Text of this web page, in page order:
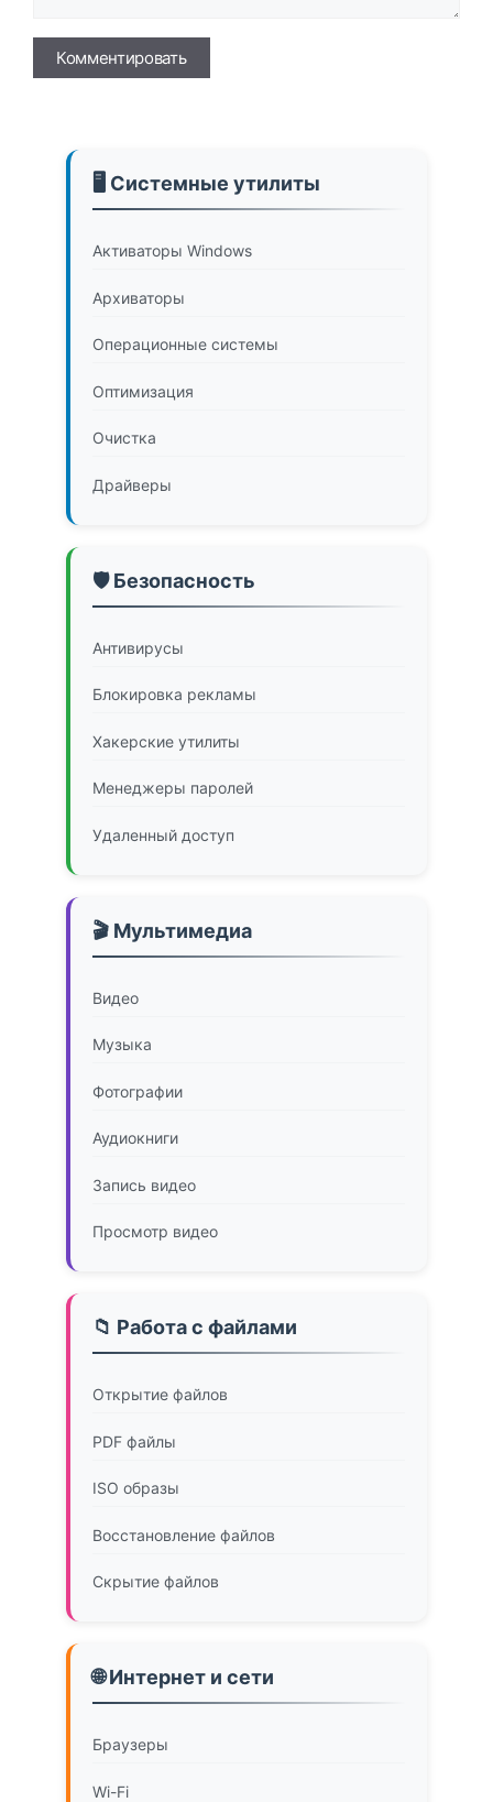
Имя
🖥️ Системные утилиты
Активаторы Windows
Архиваторы
Операционные системы
Оптимизация
Очистка
Драйверы
🛡️ Безопасность
Антивирусы
Блокировка рекламы
Хакерские утилиты
Менеджеры паролей
Удаленный доступ
🎬 Мультимедиа
Видео
Музыка
Фотографии
Аудиокниги
Запись видео
Просмотр видео
📁 Работа с файлами
Открытие файлов
PDF файлы
ISO образы
Восстановление файлов
Скрытие файлов
🌐 Интернет и сети
Браузеры
Wi-Fi